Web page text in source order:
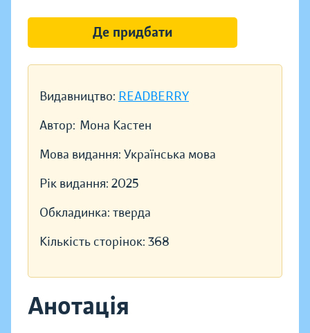
Видавництво: READBERRY
Автор: Мона Кастен
Мова видання: Українська мова
Рік видання: 2025
Обкладинка: тверда
Кількість сторінок: 368
Анотація
Де придбати